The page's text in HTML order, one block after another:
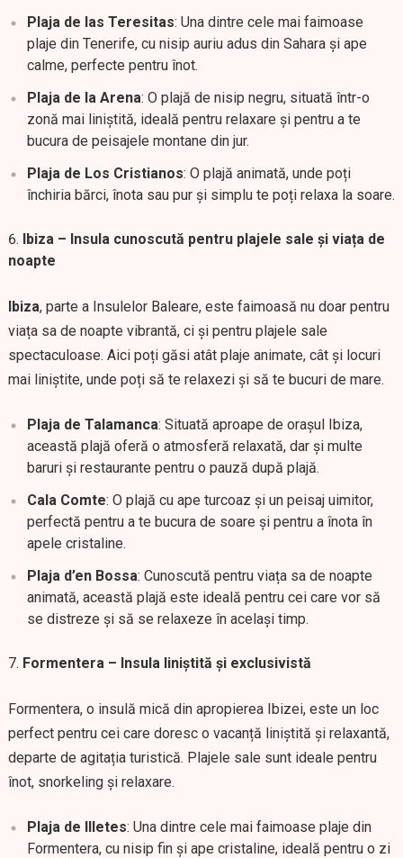
Plaja de las Teresitas: Una dintre cele mai faimoase
plaje din Tenerife, cu nisip auriu adus din Sahara și ape
calme, perfecte pentru înot.
Plaja de la Arena: O plajă de nisip negru, situată într-o
zonă mai liniștită, ideală pentru relaxare și pentru a te
bucura de peisajele montane din jur.
Plaja de Los Cristianos: O plajă animată, unde poți
închiria bărci, înota sau pur și simplu te poți relaxa la soare.
Ibiza – Insula cunoscută pentru plajele sale și viața de
noapte
Ibiza, parte a Insulelor Baleare, este faimoasă nu doar pentru
viața sa de noapte vibrantă, ci și pentru plajele sale
spectaculoase. Aici poți găsi atât plaje animate, cât și locuri
mai liniștite, unde poți să te relaxezi și să te bucuri de mare.
Plaja de Talamanca: Situată aproape de orașul Ibiza,
această plajă oferă o atmosferă relaxată, dar și multe
baruri și restaurante pentru o pauză după plajă.
Cala Comte: O plajă cu ape turcoaz și un peisaj uimitor,
perfectă pentru a te bucura de soare și pentru a înota în
apele cristaline.
Plaja d’en Bossa: Cunoscută pentru viața sa de noapte
animată, această plajă este ideală pentru cei care vor să
se distreze și să se relaxeze în același timp.
Formentera – Insula liniștită și exclusivistă
Formentera, o insulă mică din apropierea Ibizei, este un loc
perfect pentru cei care doresc o vacanță liniștită și relaxantă,
departe de agitația turistică. Plajele sale sunt ideale pentru
înot, snorkeling și relaxare.
Plaja de Illetes: Una dintre cele mai faimoase plaje din
Formentera, cu nisip fin și ape cristaline, ideală pentru o zi